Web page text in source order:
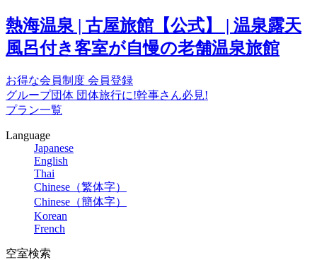
熱海温泉 | 古屋旅館【公式】 | 温泉露天
風呂付き客室が自慢の老舗温泉旅館
お得な会員制度 会員登録
グループ団体 団体旅行に!幹事さん必見!
プラン一覧
Language
Japanese
English
Thai
Chinese（繁体字）
Chinese（簡体字）
Korean
French
空室検索